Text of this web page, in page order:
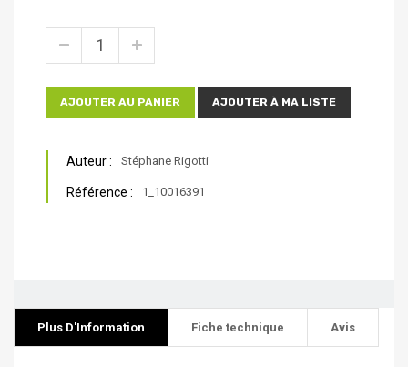
AJOUTER AU PANIER AJOUTER À MA LISTE
Auteur : Stéphane Rigotti
Référence : 1_10016391
Plus D'Information Fiche technique Avis